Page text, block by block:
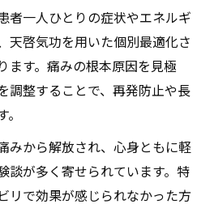
に与えた新変化
療法で活性化するチャクラ
痛みの軽減事例
術前後で感じる心身の違い
できない痛みに新提案
が新たな解決策となる理由
者一人ひとりの症状やエネルギ
天啓気功を用いた個別最適化さ
ます。痛みの根本原因を見極
調整することで、再発防止や長
みから解放され、心身ともに軽
談が多く寄せられています。特
リで効果が感じられなかった方